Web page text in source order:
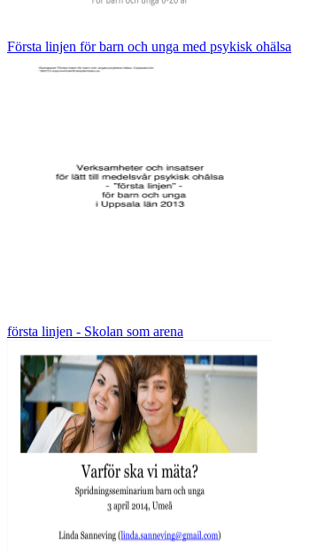
Första linjen för barn och unga med psykisk ohälsa
första linjen - Skolan som arena